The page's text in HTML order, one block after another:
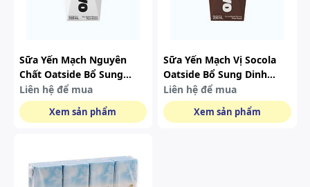
Sữa Yến Mạch Nguyên
Chất Oatside Bổ Sung
Dinh Dưỡng (200ml)
Liên hệ để mua
Xem sản phẩm
Sữa Yến Mạch Vị Socola
Oatside Bổ Sung Dinh
Dưỡng (200ml)
Liên hệ để mua
Xem sản phẩm